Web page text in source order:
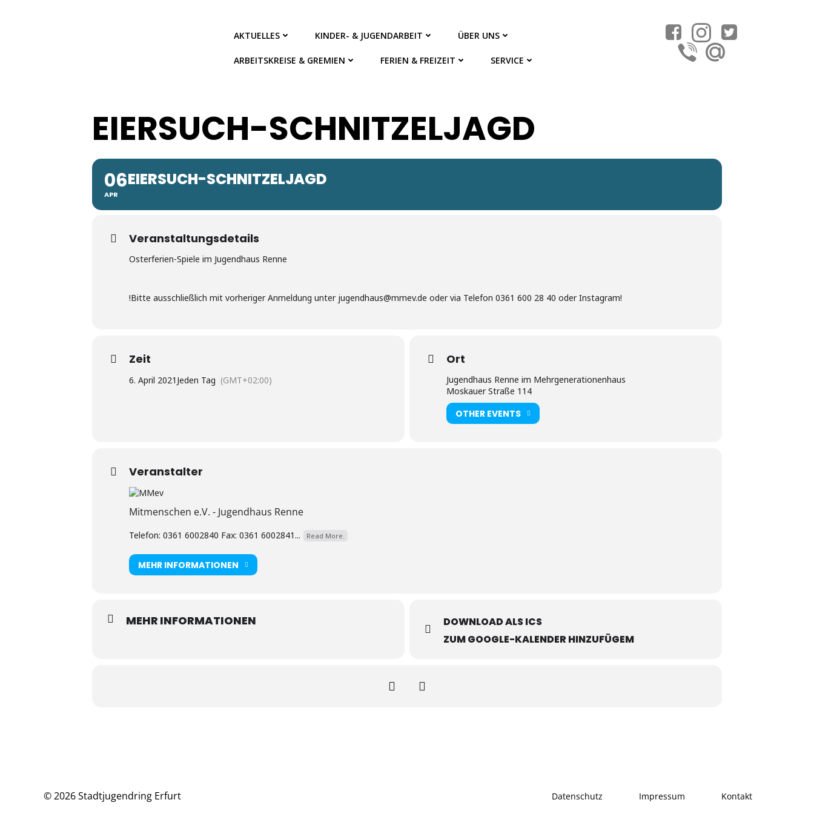
AKTUELLES KINDER- & JUGENDARBEIT ÜBER UNS
ARBEITSKREISE & GREMIEN FERIEN & FREIZEIT SERVICE
EIERSUCH-SCHNITZELJAGD
06
APR
EIERSUCH-SCHNITZELJAGD
Veranstaltungsdetails
Osterferien-Spiele im Jugendhaus Renne
!Bitte ausschließlich mit vorheriger Anmeldung unter jugendhaus@mmev.de oder via Telefon 0361 600 28 40 oder Instagram!
Zeit
6. April 2021 Jeden Tag (GMT+02:00)
Ort
Jugendhaus Renne im Mehrgenerationenhaus
Moskauer Straße 114
OTHER EVENTS
Veranstalter
Mitmenschen e.V. - Jugendhaus Renne
Telefon: 0361 6002840 Fax: 0361 6002841... Read More.
MEHR INFORMATIONEN
MEHR INFORMATIONEN
DOWNLOAD ALS ICS
ZUM GOOGLE-KALENDER HINZUFÜGEM
© 2026 Stadtjugendring Erfurt Datenschutz Impressum Kontakt